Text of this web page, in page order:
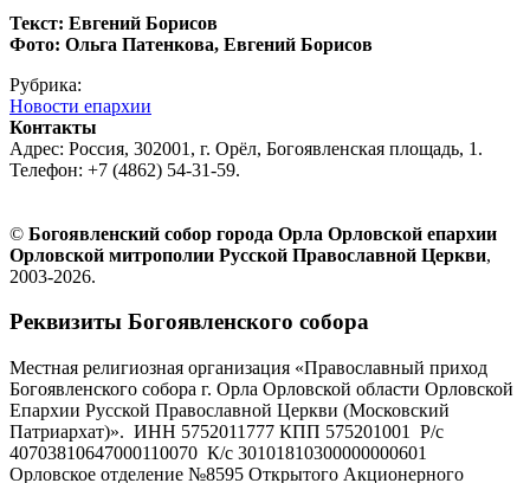
Текст: Евгений Борисов
Фото: Ольга Патенкова, Евгений Борисов
Рубрика:
Новости епархии
Контакты
Адрес: Россия, 302001, г. Орёл, Богоявленская площадь, 1.
Телефон: +7 (4862) 54-31-59.
© Богоявленский собор города Орла Орловской епархии
Орловской митрополии Русской Православной Церкви,
2003-2026.
Реквизиты Богоявленского собора
Местная религиозная организация «Православный приход
Богоявленского собора г. Орла Орловской области Орловской
Епархии Русской Православной Церкви (Московский
Патриархат)». ИНН 5752011777 КПП 575201001 Р/с
40703810647000110070 К/с 30101810300000000601
Орловское отделение №8595 Открытого Акционерного